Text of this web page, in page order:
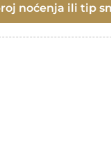
noćenja ili tip